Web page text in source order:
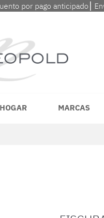
por pago anticipado⎮
HOGAR MARCAS